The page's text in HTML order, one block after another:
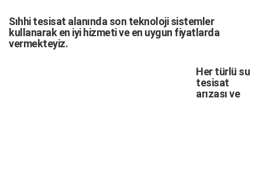
Sıhhi tesisat alanında son teknoloji sistemler
kullanarak en iyi hizmeti ve en uygun fiyatlarda
vermekteyiz.
Her türlü su
tesisat
arızasıve